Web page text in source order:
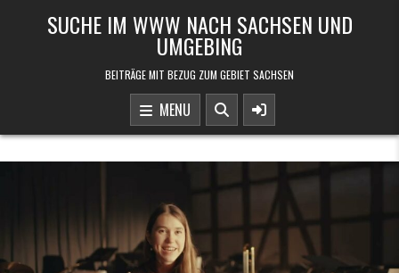
SUCHE IM WWW NACH SACHSEN UND
UMGEBING
BEITRÄGE MIT BEZUG ZUM GEBIET SACHSEN
MENU